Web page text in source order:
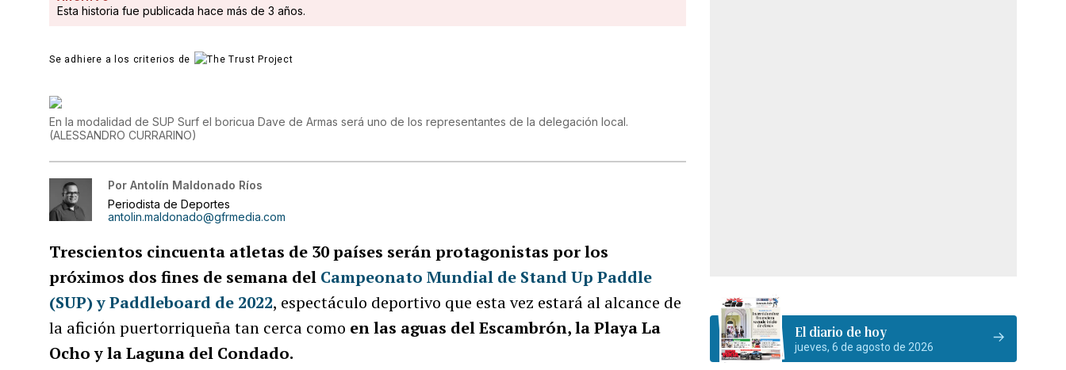
Esta historia fue publicada hace más de 3 años.
Se adhiere a los criterios de
En la modalidad de SUP Surf el boricua Dave de Armas será uno de los representantes de la delegación local.
(ALESSANDRO CURRARINO)
Por Antolín Maldonado Ríos
Periodista de Deportes
antolin.maldonado@gfrmedia.com
Trescientos cincuenta atletas de 30 países serán protagonistas por los
próximos dos fines de semana del Campeonato Mundial de Stand Up Paddle
(SUP) y Paddleboard de 2022, espectáculo deportivo que esta vez estará al alcance de
la afición puertorriqueña tan cerca como en las aguas del Escambrón, la Playa La
Ocho y la Laguna del Condado.
El diario de hoy
jueves, 6 de agosto de 2026